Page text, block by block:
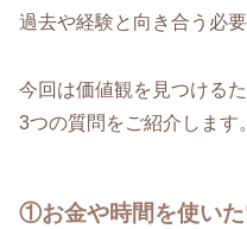
過去や経験と向き合う必要
今回は価値観を見つける
3つの質問をご紹介します。
①お金や時間を使い